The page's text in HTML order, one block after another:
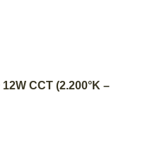
CARRITOCCT (2.200°K –